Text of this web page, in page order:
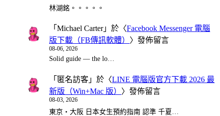
林湖銘。。。。。
「 Michael Carter」於〈Facebook Messenger 電腦
版下載（FB傳訊軟體） 〉發佈留言
08-06, 2026
Solid guide — the lo…
「 匿名訪客 」於〈LINE 電腦版官方下載 2026 最
新版（Win+Mac 版） 〉發佈留言
08-03, 2026
東京・大阪 日本女生預約指南 認準 千夏…